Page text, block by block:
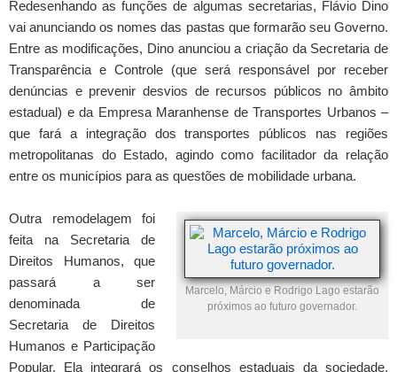
Redesenhando as funções de algumas secretarias, Flávio Dino
vai anunciando os nomes das pastas que formarão seu Governo.
Entre as modificações, Dino anunciou a criação da Secretaria de
Transparência e Controle (que será responsável por receber
denúncias e prevenir desvios de recursos públicos no âmbito
estadual) e da Empresa Maranhense de Transportes Urbanos –
que fará a integração dos transportes públicos nas regiões
metropolitanas do Estado, agindo como facilitador da relação
entre os municípios para as questões de mobilidade urbana.
Marcelo, Márcio e Rodrigo Lago estarão
próximos ao futuro governador.
Outra remodelagem foi
feita na Secretaria de
Direitos Humanos, que
passará a ser
denominada de
Secretaria de Direitos
Humanos e Participação
Popular. Ela integrará os conselhos estaduais da sociedade,